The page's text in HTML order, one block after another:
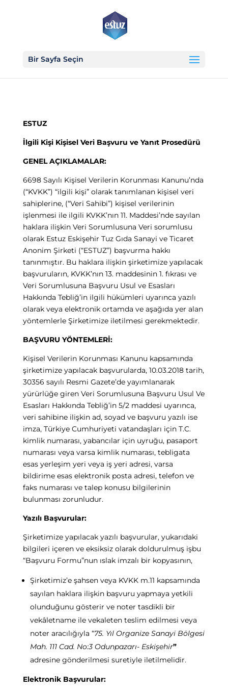
Bir Sayfa Seçin
ESTUZ
İlgili Kişi Kişisel Veri Başvuru ve Yanıt Prosedürü
GENEL AÇIKLAMALAR:
6698 Sayılı Kişisel Verilerin Korunması Kanunu’nda
(“KVKK”) “ilgili kişi” olarak tanımlanan kişisel veri
sahiplerine, (“Veri Sahibi”) kişisel verilerinin
işlenmesi ile ilgili KVKK’nın 11. Maddesi’nde sayılan
haklara ilişkin Veri Sorumlusuna Veri sorumlusu
olarak Estuz Eskişehir Tuz Gıda Sanayi ve Ticaret
Anonim Şirketi (“ESTUZ”) başvurma hakkı
tanınmıştır. Bu haklara ilişkin şirketimize yapılacak
başvuruların, KVKK’nın 13. maddesinin 1. fıkrası ve
Veri Sorumlusuna Başvuru Usul ve Esasları
Hakkında Tebliğ’in ilgili hükümleri uyarınca yazılı
olarak veya elektronik ortamda ve aşağıda yer alan
yöntemlerle Şirketimize iletilmesi gerekmektedir.
BAŞVURU YÖNTEMLERİ:
Kişisel Verilerin Korunması Kanunu kapsamında
şirketimize yapılacak başvurularda, 10.03.2018 tarih,
30356 sayılı Resmi Gazete’de yayımlanarak
yürürlüğe giren Veri Sorumlusuna Başvuru Usul Ve
Esasları Hakkında Tebliğ’in 5/2 maddesi uyarınca,
veri sahibine ilişkin ad, soyad ve başvuru yazılı ise
imza, Türkiye Cumhuriyeti vatandaşları için T.C.
kimlik numarası, yabancılar için uyruğu, pasaport
numarası veya varsa kimlik numarası, tebligata
esas yerleşim yeri veya iş yeri adresi, varsa
bildirime esas elektronik posta adresi, telefon ve
faks numarası ve talep konusu bilgilerinin
bulunması zorunludur.
Yazılı Başvurular:
Şirketimize yapılacak yazılı başvurular, yukarıdaki
bilgileri içeren ve eksiksiz olarak doldurulmuş işbu
“Başvuru Formu”nun ıslak imzalı bir kopyasının,
Şirketimiz’e şahsen veya KVKK m.11 kapsamında
sayılan haklara ilişkin başvuru yapmaya yetkili
olunduğunu gösterir ve noter tasdikli bir
vekâletname ile vekaleten teslim edilmesi veya
noter aracılığıyla “75. Yıl Organize Sanayi Bölgesi
Mah. 111 Cad. No:3 Odunpazarı- Eskişehir”
adresine gönderilmesi suretiyle iletilmelidir.
Elektronik Başvurular: